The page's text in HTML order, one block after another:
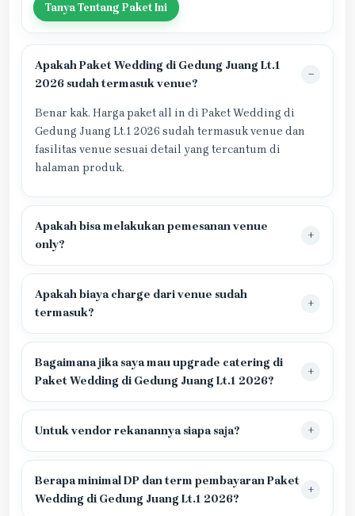
Tanya Tentang Paket Ini
Apakah Paket Wedding di Gedung Juang Lt.1
2026 sudah termasuk venue?
Benar kak. Harga paket all in di Paket Wedding di
Gedung Juang Lt.1 2026 sudah termasuk venue dan
fasilitas venue sesuai detail yang tercantum di
halaman produk.
Apakah bisa melakukan pemesanan venue
only?
Apakah biaya charge dari venue sudah
termasuk?
Bagaimana jika saya mau upgrade catering di
Paket Wedding di Gedung Juang Lt.1 2026?
Untuk vendor rekanannya siapa saja?
Berapa minimal DP dan term pembayaran Paket
Wedding di Gedung Juang Lt.1 2026?